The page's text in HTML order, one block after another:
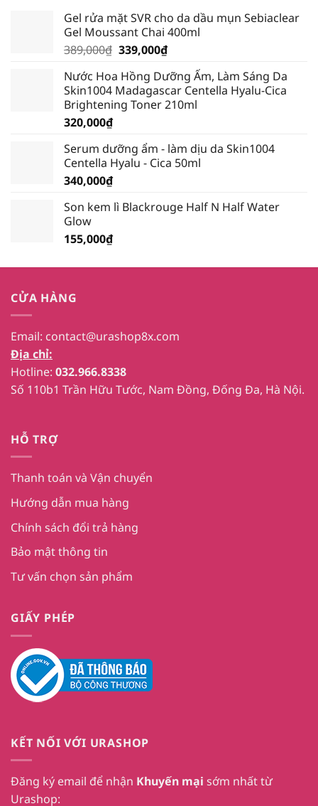
Gel rửa mặt SVR cho da dầu mụn Sebiaclear
Gel Moussant Chai 400ml
389,000₫ Giá
là:
389,000₫.
339,000₫Giá
tại
là:
339,000₫.
Nước Hoa Hồng Dưỡng Ẩm, Làm Sáng Da
Skin1004 Madagascar Centella Hyalu-Cica
Brightening Toner 210ml
320,000₫
Serum dưỡng ẩm - làm dịu da Skin1004
Centella Hyalu - Cica 50ml
340,000₫
Son kem lì Blackrouge Half N Half Water
Glow
155,000₫
CỬA HÀNG
Email: contact@urashop8x.com
Địa chỉ:
Hotline: 032.966.8338
Số 110b1 Trần Hữu Tước, Nam Đồng, Đống Đa, Hà Nội.
HỖ TRỢ
Thanh toán và Vận chuyển
Hướng dẫn mua hàng
Chính sách đổi trả hàng
Bảo mật thông tin
Tư vấn chọn sản phẩm
GIẤY PHÉP
KẾT NỐI VỚI URASHOP
Đăng ký email để nhận Khuyến mại sớm nhất từ
Urashop: